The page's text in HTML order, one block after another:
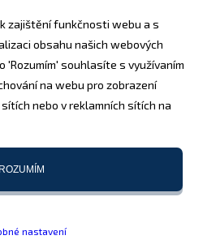
zajištění funkčnosti webu a s
obsahu našich webových
souhlasíte s využívaním
na webu pro zobrazení
nebo v reklamních sítích na
ROZUMÍM
nastavení